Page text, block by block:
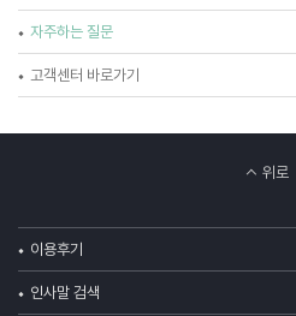
자주하는 질문
고객센터 바로가기
위로
이용후기
인사말 검색